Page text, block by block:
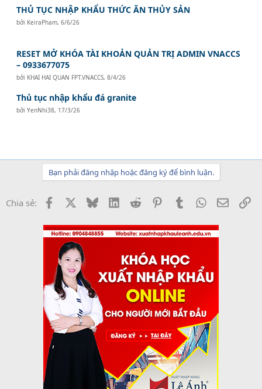
THỦ TỤC NHẬP KHẨU THỨC ĂN THỦY SẢN
bởi KeiraPham,6/6/26
RESET MỞ KHÓA TÀI KHOẢN QUẢN TRỊ ADMIN VNACCS
– 0933677075
bởi KHAI HAI QUAN FPT.VNACCS,8/4/26
Thủ tục nhập khẩu đá granite
bởiYenNhi38, 17/3/26
Bạn phải đăng nhập hoặc đăng ký để bình luận.
Chia sẻ: Facebook BlueskyLinkedInReddit PinterestTumblrWhatsApp
Email